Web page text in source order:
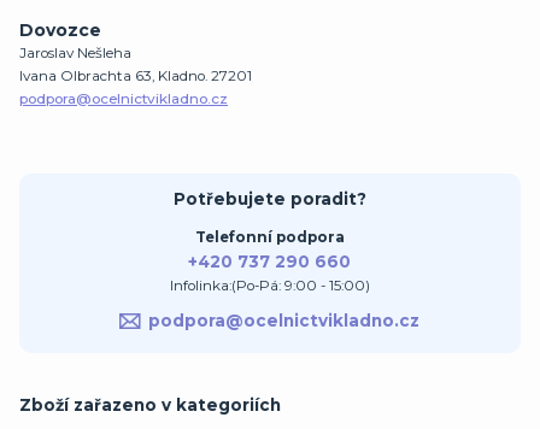
Dovozce
Jaroslav Nešleha
Ivana Olbrachta 63, Kladno. 27201
podpora@ocelnictvikladno.cz
Potřebujete poradit?
Telefonní podpora
+420 737 290 660
Infolinka:(Po-Pá: 9:00 - 15:00)
podpora@ocelnictvikladno.cz
Zboží zařazeno v kategoriích